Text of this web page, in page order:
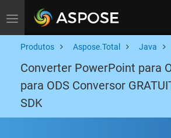
Toggle navigation
Produtos Aspose.Total Java
Converter PowerPoint para
para ODS Conversor
SDK